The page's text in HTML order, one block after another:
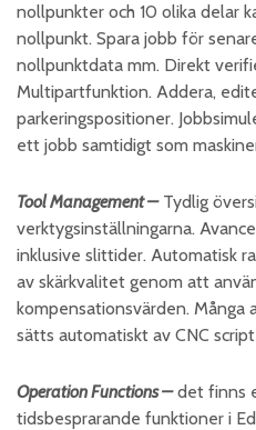
nollpunkter och 10 olika delar
nollpunkt. Spara jobb för
nollpunktdata mm. Direkt
Multipartfunktion. Addera,
parkeringspositioner.
ett jobb samtidigt som
Tool Management –Tydlig
verktygsinställningarna.
inklusive slittider. Automatisk
av skärkvalitet genom att
kompensationsvärden. Många
sätts automatiskt av CNC
Operation Functions –det finns
tidsbesprarande funktioner i